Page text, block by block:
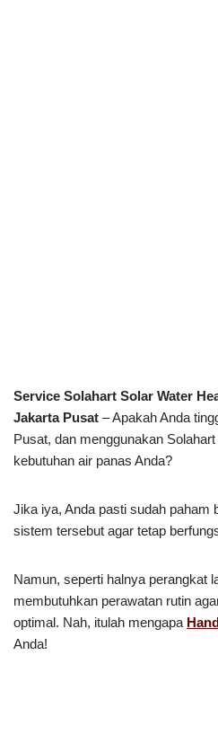
Service Solahart Solar Water
Jakarta Pusat – Apakah Anda
Pusat, dan menggunakan
kebutuhan air panas Anda?
Jika iya, Anda pasti sudah paham
sistem tersebut agar tetap
Namun, seperti halnya perangkat
membutuhkan perawatan rutin
optimal. Nah, itulah mengapa
Anda!